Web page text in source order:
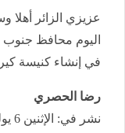
عزيزي الزائر
اليوم محافظ جنوب
في إنشاء كنيسة
رضا الحصري